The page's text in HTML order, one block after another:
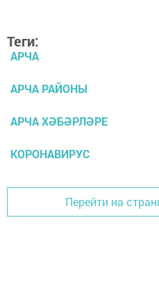
Теги:
АРЧА
АРЧА РАЙОНЫ
АРЧА ХӘБӘРЛӘРЕ
КОРОНАВИРУС
Перейти на